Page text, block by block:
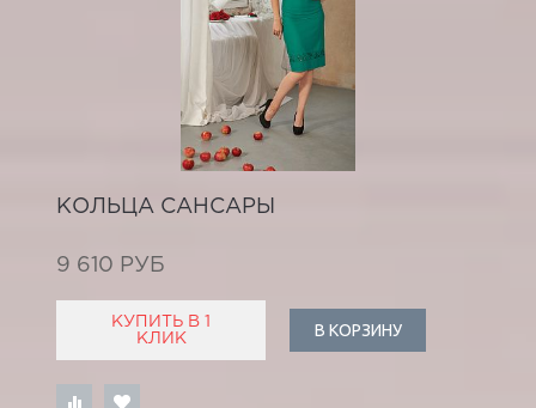
КОЛЬЦА САНСАРЫ
9 610 РУБ
КУПИТЬ В 1
КЛИК
В КОРЗИНУ